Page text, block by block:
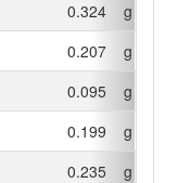
0.324
g
0.207
g
0.095
g
0.199
g
0.235
g